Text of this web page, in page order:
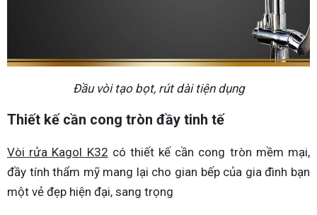
Đầu vòi tạo bọt, rút dài tiện dụng
Thiết kế cần cong tròn đầy tinh tế
Vòi rửa Kagol K32 có thiết kế cần cong tròn mềm mại,
đầy tính thẩm mỹ mang lại cho gian bếp của gia đình bạn
một vẻ đẹp hiện đại, sang trọng